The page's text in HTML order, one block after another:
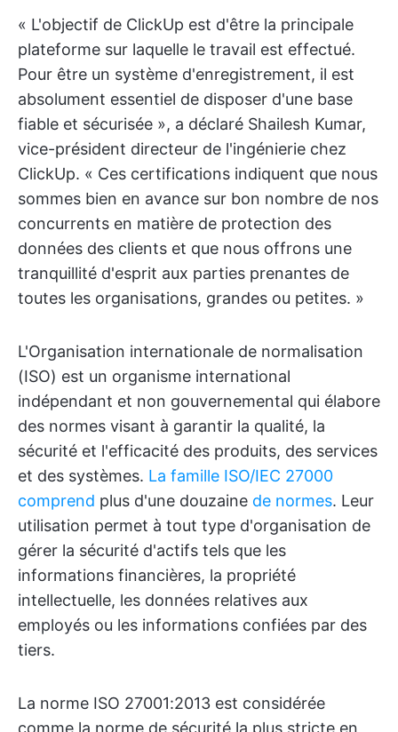
« L'objectif de ClickUp est d'être la principale
plateforme sur laquelle le travail est effectué.
Pour être un système d'enregistrement, il est
absolument essentiel de disposer d'une base
fiable et sécurisée », a déclaré Shailesh Kumar,
vice-président directeur de l'ingénierie chez
ClickUp. « Ces certifications indiquent que nous
sommes bien en avance sur bon nombre de nos
concurrents en matière de protection des
données des clients et que nous offrons une
tranquillité d'esprit aux parties prenantes de
toutes les organisations, grandes ou petites. »
L'Organisation internationale de normalisation
(ISO) est un organisme international
indépendant et non gouvernemental qui élabore
des normes visant à garantir la qualité, la
sécurité et l'efficacité des produits, des services
et des systèmes. La famille ISO/IEC 27000
comprend plus d'une douzaine de normes. Leur
utilisation permet à tout type d'organisation de
gérer la sécurité d'actifs tels que les
informations financières, la propriété
intellectuelle, les données relatives aux
employés ou les informations confiées par des
tiers.
La norme ISO 27001:2013 est considérée
comme la norme de sécurité la plus stricte en